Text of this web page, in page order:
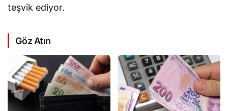
teşvik ediyor.
Göz Atın